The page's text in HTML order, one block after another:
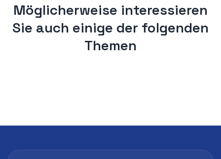
Möglicherweise interessieren
Sie auch einige der folgenden
Themen